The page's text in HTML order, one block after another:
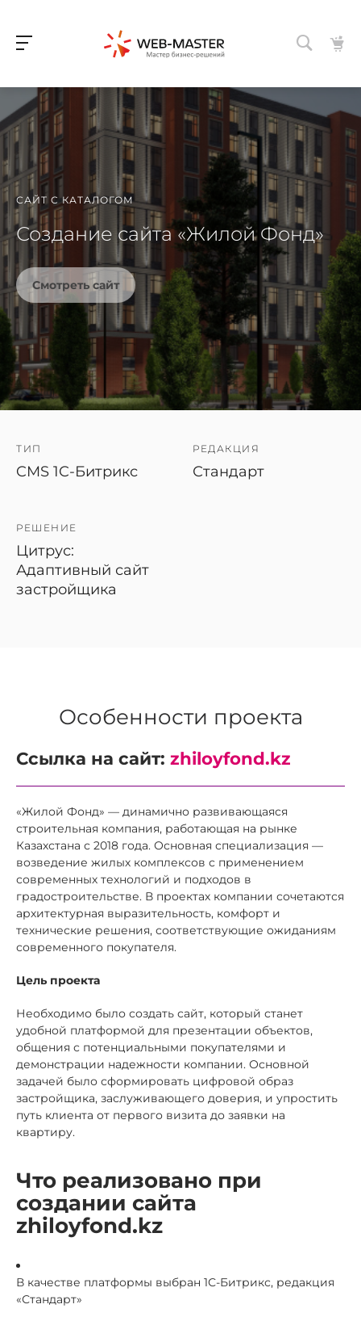
САЙТ С КАТАЛОГОМ
Создание сайта «Жилой Фонд»
Смотреть сайт
ТИП
CMS 1C-Битрикс
РЕДАКЦИЯ
Стандарт
РЕШЕНИЕ
Цитрус:
Адаптивный сайт
застройщика
Особенности проекта
Ссылка на сайт: zhiloyfond.kz
«Жилой Фонд» — динамично развивающаяся
строительная компания, работающая на рынке
Казахстана с 2018 года. Основная специализация —
возведение жилых комплексов с применением
современных технологий и подходов в
градостроительстве. В проектах компании сочетаются
архитектурная выразительность, комфорт и
технические решения, соответствующие ожиданиям
современного покупателя.
Цель проекта
Необходимо было создать сайт, который станет
удобной платформой для презентации объектов,
общения с потенциальными покупателями и
демонстрации надежности компании. Основной
задачей было сформировать цифровой образ
застройщика, заслуживающего доверия, и упростить
путь клиента от первого визита до заявки на
квартиру.
Что реализовано при
создании сайта
zhiloyfond.kz
В качестве платформы выбран 1С-Битрикс, редакция
«Стандарт»